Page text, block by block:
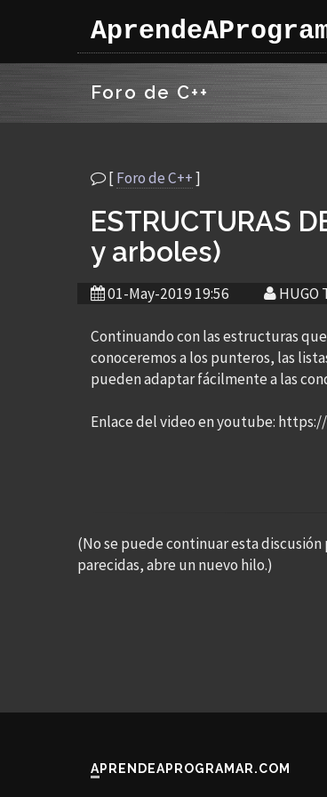
Foro de C++
[Foro de C++]
ESTRUCTURAS
y arboles)
01-May-2019 19:56 HUGO
Continuando con las estructuras
conoceremos a los punteros, las
pueden adaptar fácilmente a las
Enlace del video en youtube:
(No se puede continuar esta
parecidas, abre un nuevo hilo.)
APRENDEAPROGRAMAR.COM